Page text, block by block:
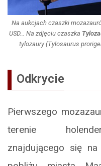
Na aukcjach czaszki
USD… Na zdjęciu czaszka
tylozaury (Tylosaurus
Odkrycie
Pierwszego
terenie
znajdującego się